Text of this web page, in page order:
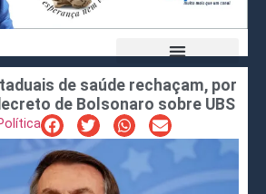
de saúde rechaçam, por
de Bolsonaro sobre UBS